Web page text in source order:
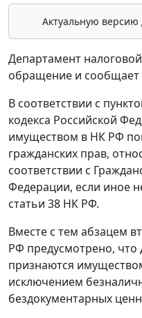
Актуальную версию
Департамент
обращение и сообщает
В соответствии с
кодекса Российской
имуществом в НК РФ
гражданских прав,
соответствии с
Федерации, если иное
статьи 38 НК РФ.
Вместе с тем абзацем
РФ предусмотрено,
признаются
исключением
бездокументарных